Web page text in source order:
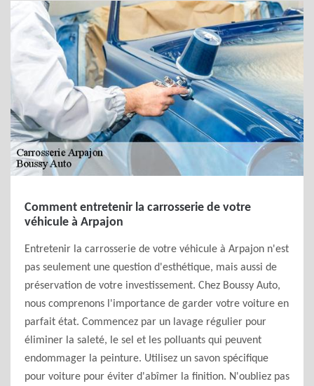
Comment entretenir la carrosserie de votre
véhicule à Arpajon
Entretenir la carrosserie de votre véhicule à Arpajon n'est
pas seulement une question d'esthétique, mais aussi de
préservation de votre investissement. Chez Boussy Auto,
nous comprenons l'importance de garder votre voiture en
parfait état. Commencez par un lavage régulier pour
éliminer la saleté, le sel et les polluants qui peuvent
endommager la peinture. Utilisez un savon spécifique
pour voiture pour éviter d'abîmer la finition. N'oubliez pas